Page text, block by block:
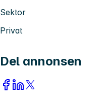
Sektor
Privat
Del annonsen